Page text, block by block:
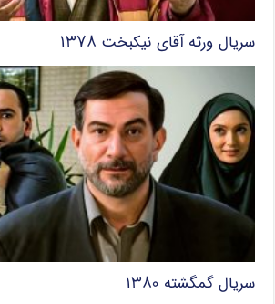
سریال ورثه آقای نیکبخت ۱۳۷۸
سریال گمگشته ۱۳۸۰